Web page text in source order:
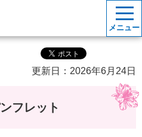
メニュー
更新日：2026年6月24日
フレット